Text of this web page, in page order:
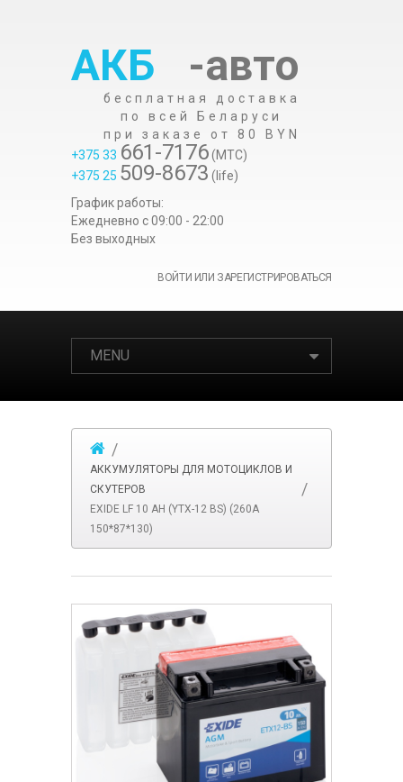
АКБ -авто
бесплатная доставка
по всей Беларуси
при заказе от 80 BYN
+375 33 661-7176(МТС)
+375 25 509-8673 (life)
График работы:
Ежедневно c 09:00 - 22:00
Без выходных
ВОЙТИ ИЛИ ЗАРЕГИСТРИРОВАТЬСЯ
MENU
АККУМУЛЯТОРЫ ДЛЯ МОТОЦИКЛОВ И
СКУТЕРОВ
EXIDE LF 10 AH (YTX-12 BS) (260А
150*87*130)